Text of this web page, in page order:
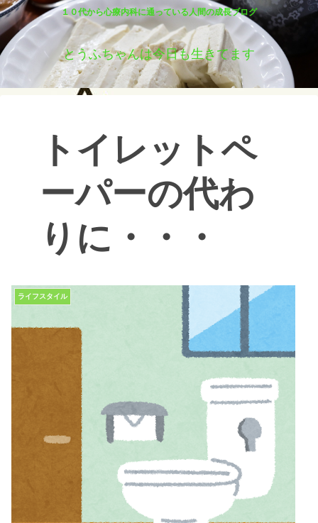
１０代から心療内科に通っている人間の成長ブログ
とうふちゃんは今日も生きてます
トイレットペ
ーパーの代わ
りに・・・
ライフスタイル